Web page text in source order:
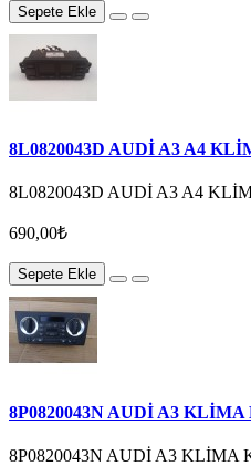
Sepete Ekle
8L0820043D AUDİ A3 A4
8L0820043D AUDİ A3 A4
690,00₺
Sepete Ekle
8P0820043N AUDİ A3
8P0820043N AUDİ A3 KLİMA